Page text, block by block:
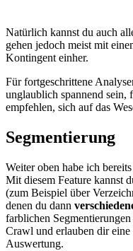
Natürlich kannst du auch
gehen jedoch meist mit
Kontingent einher.
Für fortgeschrittene
unglaublich spannend sein,
empfehlen, sich auf das
Segmentierung
Weiter oben habe ich
Mit diesem Feature kannst
(zum Beispiel über
denen du dann
farblichen
Crawl und erlauben dir
Auswertung.